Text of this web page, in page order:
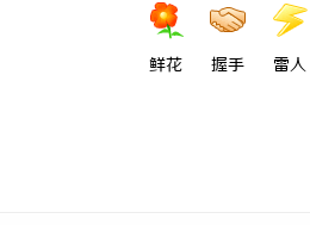
鲜花 握手 雷人